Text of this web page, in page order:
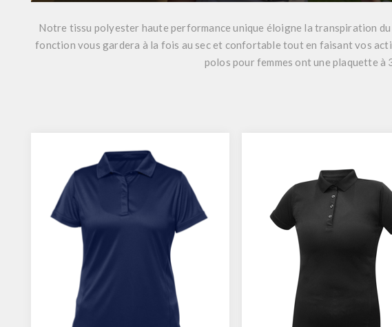
Notre tissu polyester haute performance unique éloigne la transpiration
fonction vous gardera à la fois au sec et confortable tout en faisant vos
polos pour femmes ont une plaquette à